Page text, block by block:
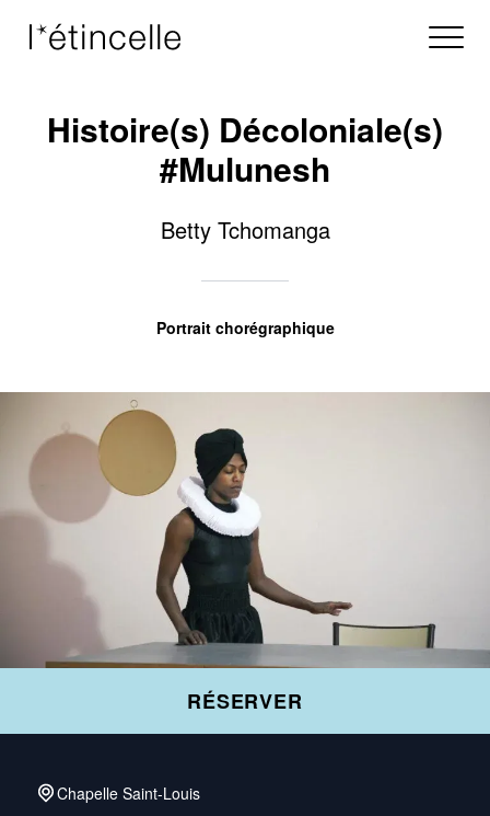
Histoire(s) Décoloniale(s)
#Mulunesh
Betty Tchomanga
Portrait chorégraphique
RÉSERVER
Chapelle Saint-Louis